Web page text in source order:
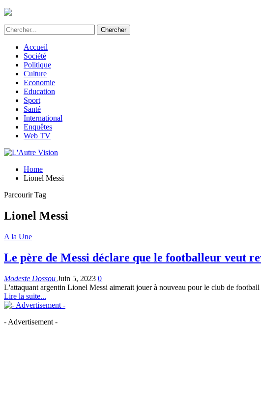
Accueil
Société
Politique
Culture
Economie
Education
Sport
Santé
International
Enquêtes
Web TV
Home
Lionel Messi
Parcourir Tag
Lionel Messi
A la Une
Le père de Messi déclare que le footballeur veut
Modeste Dossou Juin 5, 2023 0
L'attaquant argentin Lionel Messi aimerait jouer à nouveau pour le club de
Lire la suite...
- Advertisement -